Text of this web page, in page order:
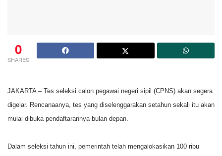
0
SHARES
JAKARTA – Tes seleksi calon pegawai negeri sipil (CPNS) akan segera
digelar. Rencanaanya, tes yang diselenggarakan setahun sekali itu akan
mulai dibuka pendaftarannya bulan depan.
Dalam seleksi tahun ini, pemerintah telah mengalokasikan 100 ribu